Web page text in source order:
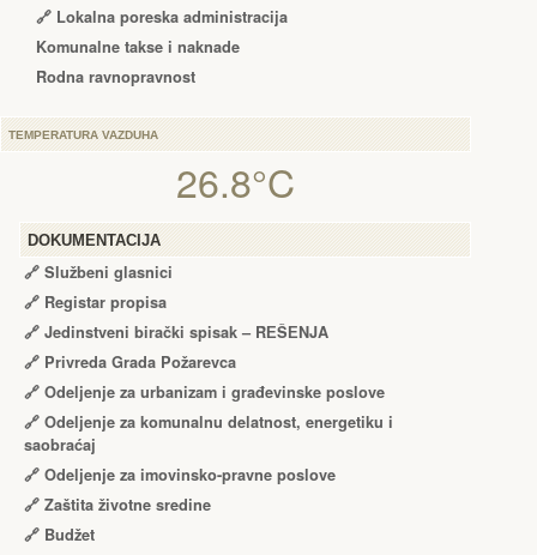
🔗 Lokalna poreska administracija
Komunalne takse i naknade
Rodna ravnopravnost
TEMPERATURA VAZDUHA
26.8°C
DOKUMENTACIJA
🔗 Službeni glasnici
🔗 Registar propisa
🔗 Jedinstveni birački spisak – RЕŠЕNJA
🔗 Privreda Grada Požarevca
🔗 Odeljenje za urbanizam i građevinske poslove
🔗 Odeljenje za komunalnu delatnost, energetiku i
saobraćaj
🔗 Odeljenje za imovinsko-pravne poslove
🔗 Zaštita životne sredine
🔗 Budžet